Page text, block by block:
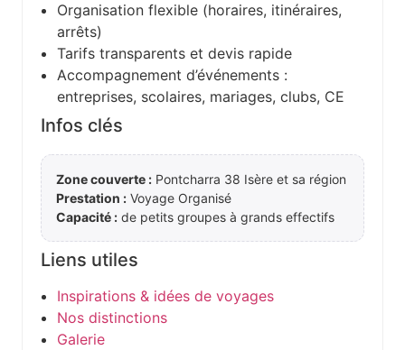
Organisation flexible (horaires, itinéraires,
arrêts)
Tarifs transparents et devis rapide
Accompagnement d’événements :
entreprises, scolaires, mariages, clubs, CE
Infos clés
Zone couverte : Pontcharra 38 Isère et sa région
Prestation : Voyage Organisé
Capacité : de petits groupes à grands effectifs
Liens utiles
Inspirations & idées de voyages
Nos distinctions
Galerie